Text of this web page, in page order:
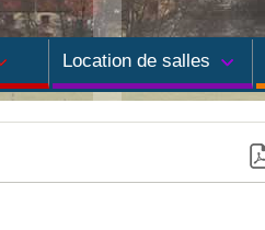
Location de salles